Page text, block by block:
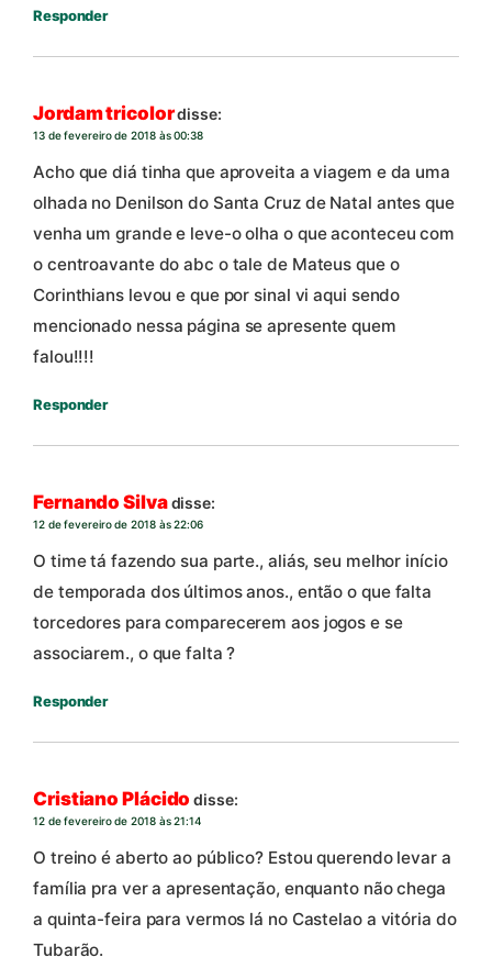
Responder
Jordam tricolordisse:
13 de fevereiro de 2018 às 00:38
Acho que diá tinha que aproveita a viagem e da uma
olhada no Denilson do Santa Cruz de Natal antes que
venha um grande e leve-o olha o que aconteceu com
o centroavante do abc o tale de Mateus que o
Corinthians levou e que por sinal vi aqui sendo
mencionado nessa página se apresente quem
falou!!!!
Responder
Fernando Silvadisse:
12 de fevereiro de 2018 às 22:06
O time tá fazendo sua parte., aliás, seu melhor início
de temporada dos últimos anos., então o que falta
torcedores para comparecerem aos jogos e se
associarem., o que falta ?
Responder
Cristiano Plácido disse:
12 de fevereiro de 2018 às 21:14
O treino é aberto ao público? Estou querendo levar a
família pra ver a apresentação, enquanto não chega
a quinta-feira para vermos lá no Castelao a vitória do
Tubarão.